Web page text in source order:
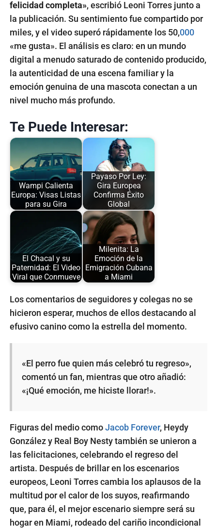
felicidad completa», escribió Leoni Torres junto a
la publicación. Su sentimiento fue compartido por
miles, y el video superó rápidamente los 50,000
«me gusta». El análisis es claro: en un mundo
digital a menudo saturado de contenido producido,
la autenticidad de una escena familiar y la
emoción genuina de una mascota conectan a un
nivel mucho más profundo.
Te Puede Interesar:
Wampi Calienta
Europa: Visas Listas
para su Gira
Payaso Por Ley:
Gira Europea
Confirma Éxito
Global
El Chacal y su
Paternidad: El Video
Viral que Conmueve
Milenita: La
Emoción de la
Emigración Cubana
a Miami
Los comentarios de seguidores y colegas no se
hicieron esperar, muchos de ellos destacando al
efusivo canino como la estrella del momento.
«El perro fue quien más celebró tu regreso»,
comentó un fan, mientras que otro añadió:
«¡Qué emoción, me hiciste llorar!».
Figuras del medio comoJacob Forever, Heydy
González y Real Boy Nesty también se unieron a
las felicitaciones, celebrando el regreso del
artista. Después de brillar en los escenarios
europeos, Leoni Torres cambia los aplausos de la
multitud por el calor de los suyos, reafirmando
que, para él, el mejor escenario siempre será su
hogar en Miami, rodeado del cariño incondicional